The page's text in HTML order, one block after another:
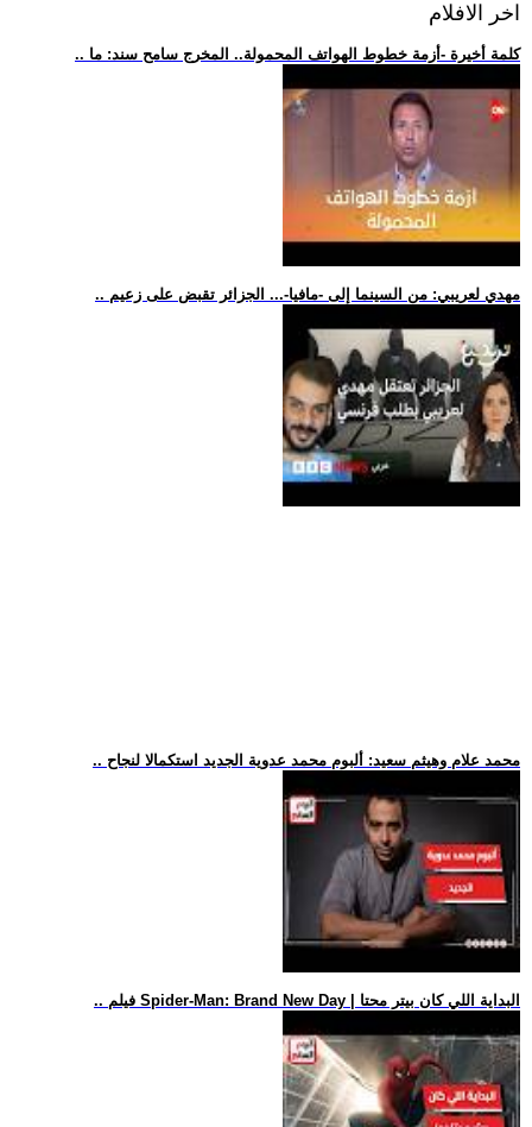
اخر الافلام
.. كلمة أخيرة -أزمة خطوط الهواتف المحمولة.. المخرج سامح سند: ما
.. مهدي لعريبي: من السينما إلى -مافيا-... الجزائر تقبض على زعيم
.. محمد علام وهيثم سعيد: ألبوم محمد عدوية الجديد استكمالا لنجاح
.. فيلم Spider-Man: Brand New Day | البداية اللي كان بيتر محتا